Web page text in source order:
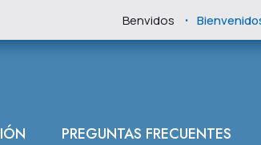
Benvidos .
PREGUNTAS FRECUENTES